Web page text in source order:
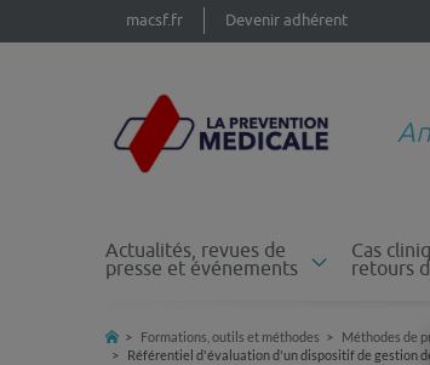
macsf.fr Devenir adhérent
Actualités, revues de
presse et événements
Cas
retours
Formations, outils et méthodes Méthodes de
Référentiel d'évaluation d'un dispositif de gestion